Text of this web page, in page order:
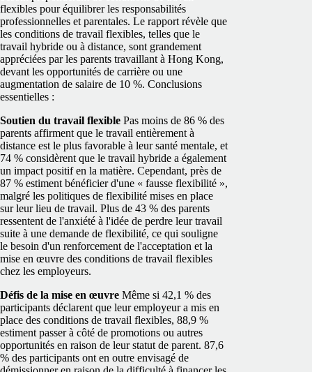
flexibles pour équilibrer les responsabilités
professionnelles et parentales. Le rapport révèle que
les conditions de travail flexibles, telles que le
travail hybride ou à distance, sont grandement
appréciées par les parents travaillant à Hong Kong,
devant les opportunités de carrière ou une
augmentation de salaire de 10 %. Conclusions
essentielles :
Soutien du travail flexible Pas moins de 86 % des
parents affirment que le travail entièrement à
distance est le plus favorable à leur santé mentale, et
74 % considèrent que le travail hybride a également
un impact positif en la matière. Cependant, près de
87 % estiment bénéficier d'une « fausse flexibilité »,
malgré les politiques de flexibilité mises en place
sur leur lieu de travail. Plus de 43 % des parents
ressentent de l'anxiété à l'idée de perdre leur travail
suite à une demande de flexibilité, ce qui souligne
le besoin d'un renforcement de l'acceptation et la
mise en œuvre des conditions de travail flexibles
chez les employeurs.
Défis de la mise en œuvre Même si 42,1 % des
participants déclarent que leur employeur a mis en
place des conditions de travail flexibles, 88,9 %
estiment passer à côté de promotions ou autres
opportunités en raison de leur statut de parent. 87,6
% des participants ont en outre envisagé de